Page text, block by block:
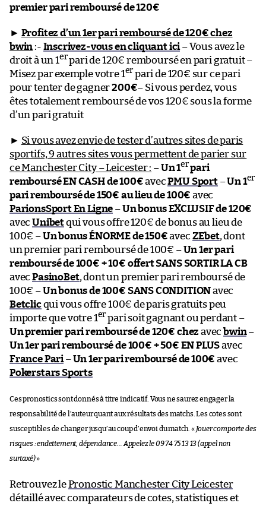
premier pari remboursé de 120€
► Profitez d’un 1er pari remboursé de 120€ chez
bwin :- Inscrivez-vous en cliquant ici– Vous avez le
droit à un 1erpari de 120€ remboursé en pari gratuit –
Misez par exemple votre 1er pari de 120€ sur ce pari
pour tenter de gagner200€– Si vous perdez, vous
êtes totalement remboursé de vos 120€ sous la forme
d’un pari gratuit
► Si vous avez envie de tester d’autres sites de paris
sportifs, 9 autres sites vous permettent de parier sur
ce Manchester City – Leicester : –Un 1erpari
remboursé EN CASH de 100€avecPMU Sport–Un 1er
pari remboursé de 150€ au lieu de 100€ avec
ParionsSport En Ligne –Un bonus EXCLUSIF de 120€
avecUnibetqui vous offre 120€ de bonus au lieu de
100€ –Un bonus ÉNORME de 150€avec ZEbet, dont
un premier pari remboursé de 100€ –Un 1er pari
remboursé de 100€ + 10€ offert SANS SORTIR LA CB
avecPasinoBet, dont un premier pari remboursé de
100€ –Un bonus de 100€ SANS CONDITIONavec
Betclicqui vous offre 100€ de paris gratuits peu
importe que votre 1er pari soit gagnant ou perdant –
Un premier pari remboursé de 120€ chez avecbwin–
Un 1er pari remboursé de 100€ + 50€ EN PLUSavec
France Pari–Un 1er pari remboursé de 100€ avec
Pokerstars Sports
Ces pronostics sont donnés à titre indicatif. Vous ne saurez engager la
responsabilité de l’auteur quant aux résultats des matchs. Les cotes sont
susceptibles de changer jusqu’au coup d’envoi du match. « Jouer comporte des
risques : endettement, dépendance… Appelez le 09 74 75 13 13 (appel non
surtaxé)»
Retrouvez lePronostic Manchester City Leicester
détaillé avec comparateurs de cotes, statistiques et